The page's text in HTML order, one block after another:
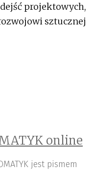
projektowych,
sztucznej
online
jest pismem